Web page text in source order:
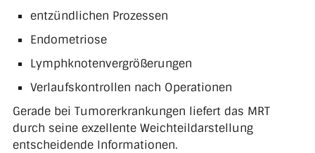
entzündlichen Prozessen
Endometriose
Lymphknotenvergrößerungen
Verlaufskontrollen nach Operationen
Gerade bei Tumorerkrankungen liefert das MRT
durch seine exzellente Weichteildarstellung
entscheidende Informationen.